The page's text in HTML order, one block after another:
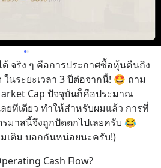
จริง ๆ คือการประกาศซื้อหุ้นคืนถึง
นระยะเวลา 3 ปีต่อจากนี้! 🤩 ถาม
Cap ปัจจุบันก็คือประมาณ
ยทีเดียว ทำให้สำหรับผมแล้ว การที่
มาสนี้จึงถูกปัดตกไปเลยครับ 😂
มเติม บอกกันหน่อยนะครับ!)
Cash Flow?